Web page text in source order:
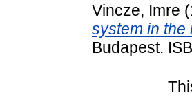
Vincze, Imre
system in the
Budapest.